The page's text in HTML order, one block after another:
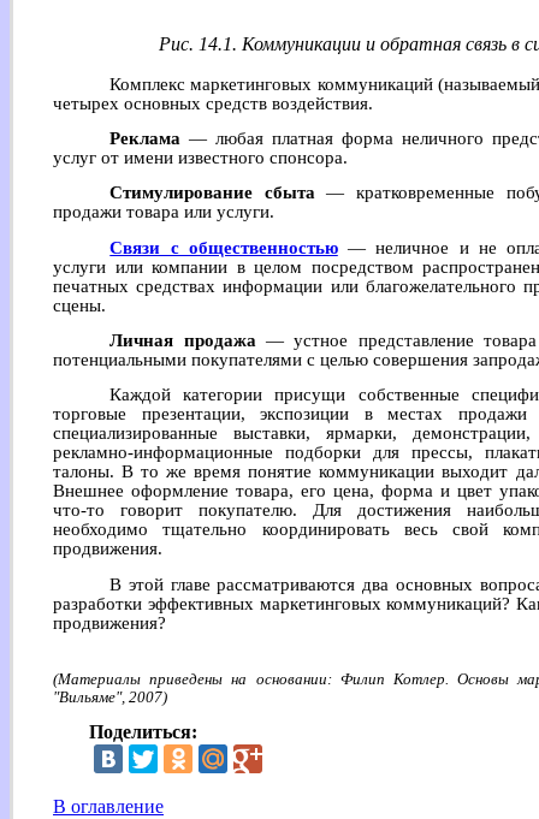
Рис. 14.1. Коммуникации и обратная связь в
Комплекс маркетинговых коммуникаций
четырех основных средств воздействия.
Реклама — любая платная форма неличного
услуг от имени известного спонсора.
Стимулирование сбыта— кратковременные
продажи товара или услуги.
Связи с общественностью— неличное и не
услуги или компании в целом посредством
печатных средствах информации или благожелательного
сцены.
Личная продажа — устное представление
потенциальными покупателями с целью совершения
Каждой категории присущи собственные
торговые презентации, экспозиции в местах
специализированные выставки, ярмарки,
рекламно-информационные подборки для прессы,
талоны. В то же время понятие коммуникации выходит
Внешнее оформление товара, его цена, форма и цвет
что-то говорит покупателю. Для достижения
необходимо тщательно координировать весь свой
продвижения.
В этой главе рассматриваются два основных
разработки эффективных маркетинговых коммуникаций?
продвижения?
(Материалы приведены на основании: Филип Котлер. Основы
"Вильяме", 2007)
Поделиться:
В оглавление